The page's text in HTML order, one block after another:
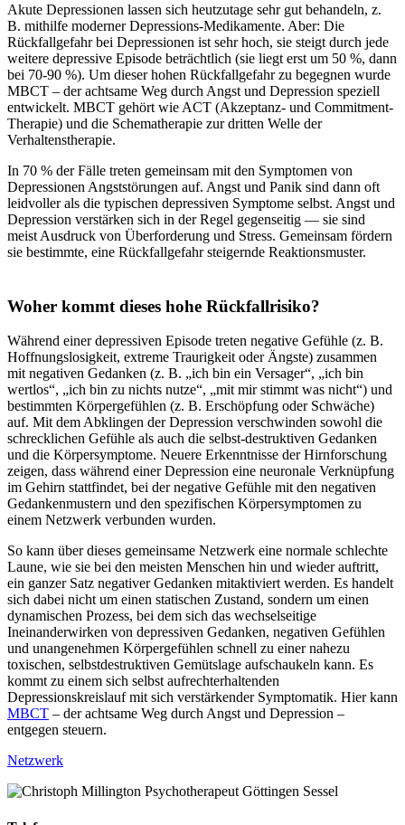
Akute Depressionen lassen sich heutzutage sehr gut behandeln, z.
B. mithilfe moderner Depressions-Medikamente. Aber: Die
Rückfallgefahr bei Depressionen ist sehr hoch, sie steigt durch jede
weitere depressive Episode beträchtlich (sie liegt erst um 50 %, dann
bei 70-90 %). Um dieser hohen Rückfallgefahr zu begegnen wurde
MBCT – der achtsame Weg durch Angst und Depression speziell
entwickelt. MBCT gehört wie ACT (Akzeptanz- und Commitment-
Therapie) und die Schematherapie zur dritten Welle der
Verhaltenstherapie.
In 70 % der Fälle treten gemeinsam mit den Symptomen von
Depressionen Angststörungen auf. Angst und Panik sind dann oft
leidvoller als die typischen depressiven Symptome selbst. Angst und
Depression verstärken sich in der Regel gegenseitig — sie sind
meist Ausdruck von Überforderung und Stress. Gemeinsam fördern
sie bestimmte, eine Rückfallgefahr steigernde Reaktionsmuster.
Woher kommt dieses hohe Rückfallrisiko?
Während einer depressiven Episode treten negative Gefühle (z. B.
Hoffnungslosigkeit, extreme Traurigkeit oder Ängste) zusammen
mit negativen Gedanken (z. B. „ich bin ein Versager“, „ich bin
wertlos“, „ich bin zu nichts nutze“, „mit mir stimmt was nicht“) und
bestimmten Körpergefühlen (z. B. Erschöpfung oder Schwäche)
auf. Mit dem Abklingen der Depression verschwinden sowohl die
schrecklichen Gefühle als auch die selbst-destruktiven Gedanken
und die Körpersymptome. Neuere Erkenntnisse der Hirnforschung
zeigen, dass während einer Depression eine neuronale Verknüpfung
im Gehirn stattfindet, bei der negative Gefühle mit den negativen
Gedankenmustern und den spezifischen Körpersymptomen zu
einem Netzwerk verbunden wurden.
So kann über dieses gemeinsame Netzwerk eine normale schlechte
Laune, wie sie bei den meisten Menschen hin und wieder auftritt,
ein ganzer Satz negativer Gedanken mitaktiviert werden. Es handelt
sich dabei nicht um einen statischen Zustand, sondern um einen
dynamischen Prozess, bei dem sich das wechselseitige
Ineinanderwirken von depressiven Gedanken, negativen Gefühlen
und unangenehmen Körpergefühlen schnell zu einer nahezu
toxischen, selbstdestruktiven Gemütslage aufschaukeln kann. Es
kommt zu einem sich selbst aufrechterhaltenden
Depressionskreislauf mit sich verstärkender Symptomatik. Hier kann
MBCT – der achtsame Weg durch Angst und Depression –
entgegen steuern.
Netzwerk